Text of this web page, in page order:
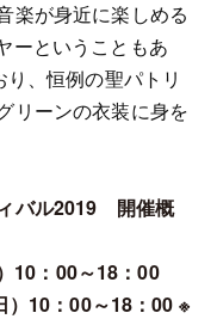
楽が身近に楽しめる
ーということもあ
り、恒例の聖パトリ
リーンの衣装に身を
バル2019 開催概
10：00～18：00
～18：00 ※